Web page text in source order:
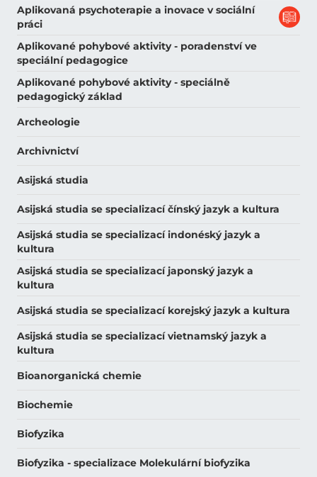
Aplikovaná psychoterapie a inovace v sociální
práci
Aplikované pohybové aktivity - poradenství ve
speciální pedagogice
Aplikované pohybové aktivity - speciálně
pedagogický základ
Archeologie
Archivnictví
Asijská studia
Asijská studia se specializací čínský jazyk a kultura
Asijská studia se specializací indonéský jazyk a
kultura
Asijská studia se specializací japonský jazyk a
kultura
Asijská studia se specializací korejský jazyk a kultura
Asijská studia se specializací vietnamský jazyk a
kultura
Bioanorganická chemie
Biochemie
Biofyzika
Biofyzika - specializace Molekulární biofyzika